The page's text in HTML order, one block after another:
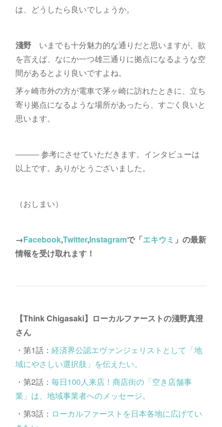
は、どうしたら良いでしょうか。
淺野いまでも十分魅力的な通りだと思いますが、欲
を言えば、なにか一つ雄三通りに拠点になるような空
間があるとより良いですよね。
茅ヶ崎市外の方が電車で茅ヶ崎に訪れたときに、立ち
寄り拠点になるような場所があったら、すごく良いと
思います。
――― 参考にさせていただきます。インタビューは
以上です。ありがとうございました。
（おしまい）
→Facebook,Twitter,Instagramで「エキウミ 」の最新
情報を受け取れます！
【Think Chigasaki】ローカルファーストの淺野真澄
さん
・第1話： 経済界公認エヴァンジェリストとして「地
域にやさしい選択肢」を伝えたい。
・第2話： 毎日100人来店！商店街の「空き店舗事
業」は、地域事業者へのメッセージ。
・第3話： ローカルファーストを日本各地に広げてい